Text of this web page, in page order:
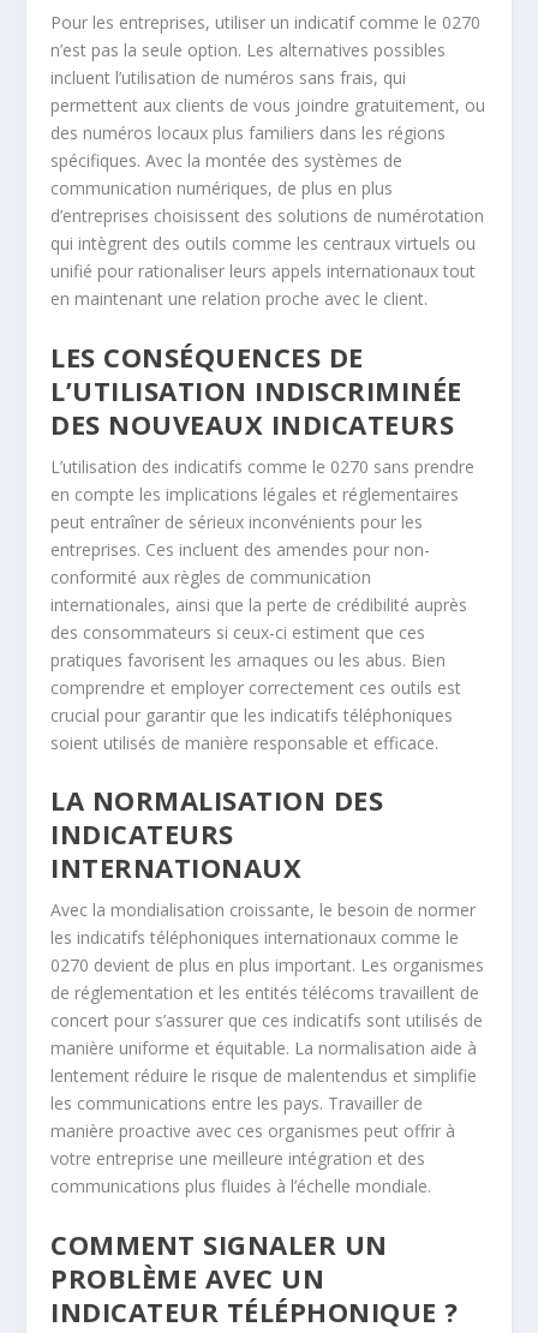
Pour les entreprises, utiliser un indicatif comme le 0270
n’est pas la seule option. Les alternatives possibles
incluent l’utilisation de numéros sans frais, qui
permettent aux clients de vous joindre gratuitement, ou
des numéros locaux plus familiers dans les régions
spécifiques. Avec la montée des systèmes de
communication numériques, de plus en plus
d’entreprises choisissent des solutions de numérotation
qui intègrent des outils comme les centraux virtuels ou
unifié pour rationaliser leurs appels internationaux tout
en maintenant une relation proche avec le client.
LES CONSÉQUENCES DE
L’UTILISATION INDISCRIMINÉE
DES NOUVEAUX INDICATEURS
L’utilisation des indicatifs comme le 0270 sans prendre
en compte les implications légales et réglementaires
peut entraîner de sérieux inconvénients pour les
entreprises. Ces incluent des amendes pour non-
conformité aux règles de communication
internationales, ainsi que la perte de crédibilité auprès
des consommateurs si ceux-ci estiment que ces
pratiques favorisent les arnaques ou les abus. Bien
comprendre et employer correctement ces outils est
crucial pour garantir que les indicatifs téléphoniques
soient utilisés de manière responsable et efficace.
LA NORMALISATION DES
INDICATEURS
INTERNATIONAUX
Avec la mondialisation croissante, le besoin de normer
les indicatifs téléphoniques internationaux comme le
0270 devient de plus en plus important. Les organismes
de réglementation et les entités télécoms travaillent de
concert pour s’assurer que ces indicatifs sont utilisés de
manière uniforme et équitable. La normalisation aide à
lentement réduire le risque de malentendus et simplifie
les communications entre les pays. Travailler de
manière proactive avec ces organismes peut offrir à
votre entreprise une meilleure intégration et des
communications plus fluides à l’échelle mondiale.
COMMENT SIGNALER UN
PROBLÈME AVEC UN
INDICATEUR TÉLÉPHONIQUE ?